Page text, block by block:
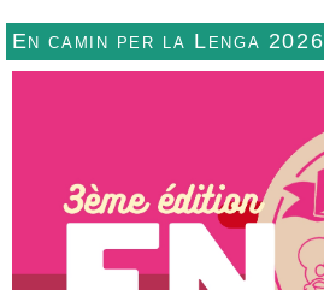
En camin per la Lenga 2026